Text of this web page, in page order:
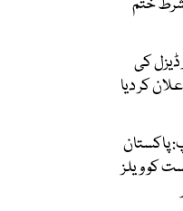
ختم
کی
کر دیا
کپ: پاکستان
روانہ، 9 اگست کو ویلز